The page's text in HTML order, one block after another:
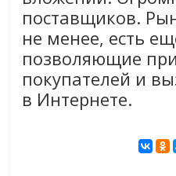
поставщиков.
не менее, есть
позволяющие
покупателей и
в Интернете.